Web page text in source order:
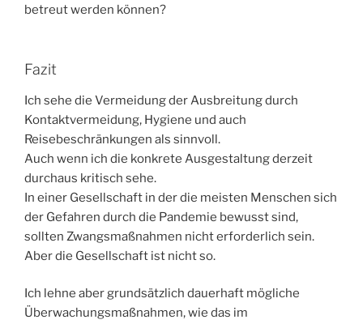
betreut werden können?
Fazit
Ich sehe die Vermeidung der Ausbreitung durch
Kontaktvermeidung, Hygiene und auch
Reisebeschränkungen als sinnvoll.
Auch wenn ich die konkrete Ausgestaltung derzeit
durchaus kritisch sehe.
In einer Gesellschaft in der die meisten Menschen sich
der Gefahren durch die Pandemie bewusst sind,
sollten Zwangsmaßnahmen nicht erforderlich sein.
Aber die Gesellschaft ist nicht so.
Ich lehne aber grundsätzlich dauerhaft mögliche
Überwachungsmaßnahmen, wie das im